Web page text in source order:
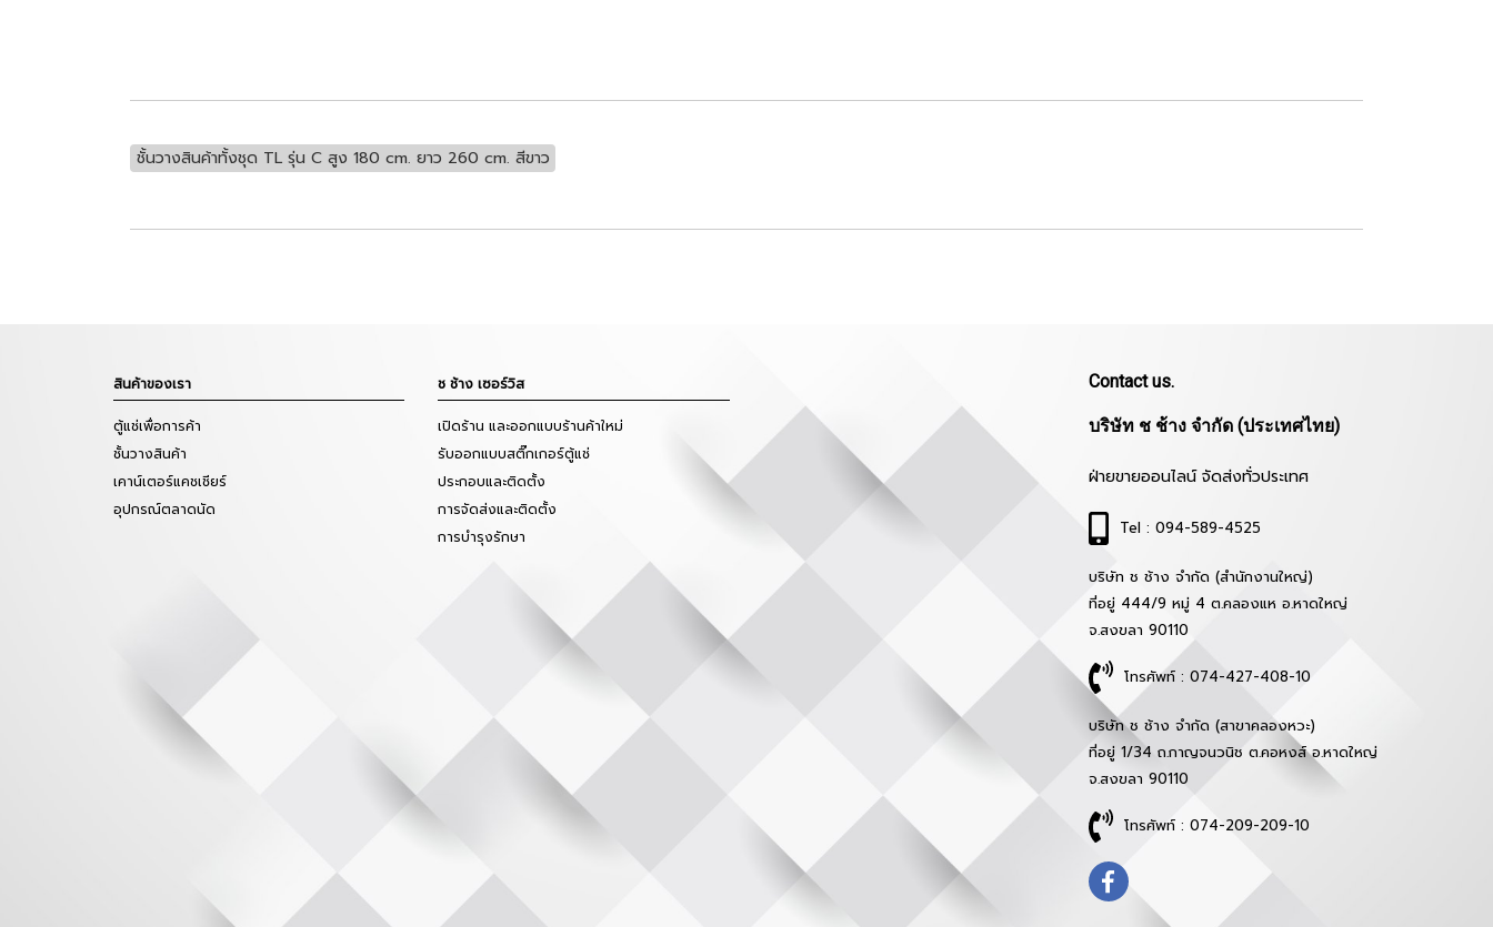
ชั้นวางสินค้าทั้งชุด TL รุ่น C สูง 180 cm. ยาว 260 cm. สีขาว
สินค้าของเรา
ตู้แช่เพื่อการค้า
ชั้นวางสินค้า
เคาน์เตอร์แคชเชียร์
อุปกรณ์ตลาดนัด
ช ช้าง เซอร์วิส
เปิดร้าน และออกแบบร้านค้าใหม่
รับออกแบบสติ๊กเกอร์ตู้แช่
ประกอบและติดตั้ง
การจัดส่งและติดตั้ง
การบำรุงรักษา
Contact us.
บริษัท ช ช้าง จำกัด (ประเทศไทย)
ฝ่ายขายออนไลน์ จัดส่งทั่วประเทศ
Tel : 094-589-4525
บริษัท ช ช้าง จำกัด (สำนักงานใหญ่)
ที่อยู่ 444/9 หมู่ 4 ต.คลองแห อ.หาดใหญ่
จ.สงขลา 90110
โทรศัพท์ : 074-427-408-10
บริษัท ช ช้าง จำกัด (สาขาคลองหวะ)
ที่อยู่ 1/34 ถ.กาญจนวนิช ต.คอหงส์ อ.หาดใหญ่
จ.สงขลา 90110
โทรศัพท์ : 074-209-209-10